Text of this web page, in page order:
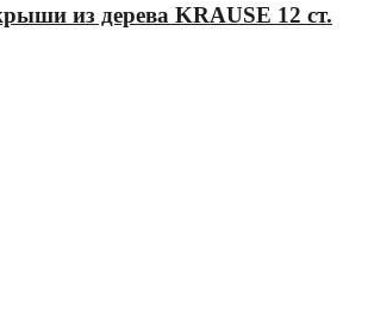
из дерева KRAUSE 12 ст.